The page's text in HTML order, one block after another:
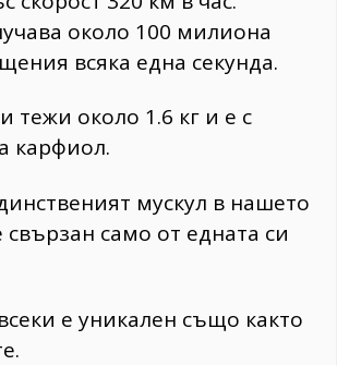
около 100 милиона
всяка една секунда.
тежи около 1.6 кг и е с
карфиол.
мускул в нашето
свързан само от едната си
е уникален също както